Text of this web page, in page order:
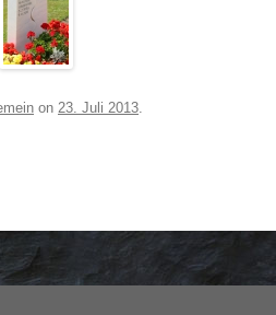
on 23. Juli 2013.